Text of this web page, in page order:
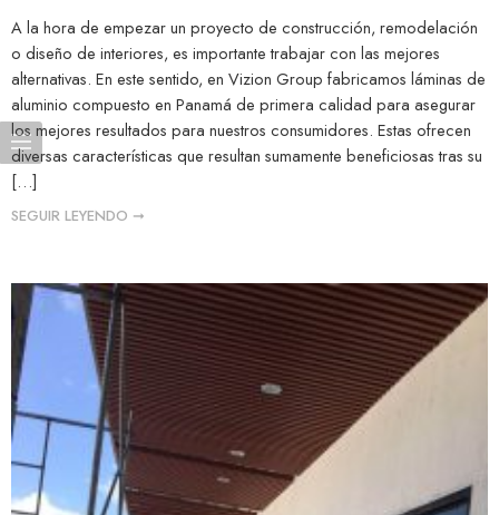
A la hora de empezar un proyecto de construcción, remodelación
o diseño de interiores, es importante trabajar con las mejores
alternativas. En este sentido, en Vizion Group fabricamos láminas de
aluminio compuesto en Panamá de primera calidad para asegurar
los mejores resultados para nuestros consumidores. Estas ofrecen
diversas características que resultan sumamente beneficiosas tras su
[…]
SEGUIR LEYENDO ➞